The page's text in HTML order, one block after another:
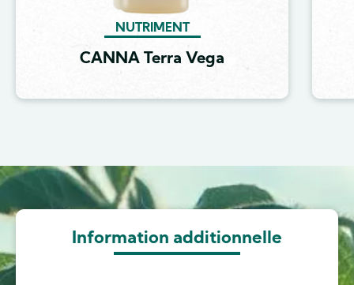
NUTRIMENT
CANNA Terra Vega
Information additionnelle
Image